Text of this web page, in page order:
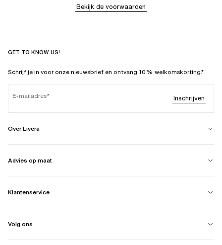
Bekijk de voorwaarden
GET TO KNOW US!
Schrijf je in voor onze nieuwsbrief en ontvang 10% welkomskorting.*
E-mailadres Inschrijven
Over Livera
Advies op maat
Klantenservice
Volg ons